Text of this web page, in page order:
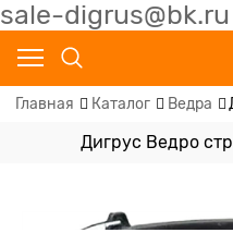
sale-digrus@bk.ru
Главная Каталог Ведра
Дигрус Ведро